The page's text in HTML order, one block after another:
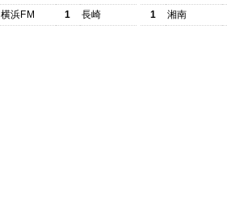
横浜FM 1 長崎
1
湘南